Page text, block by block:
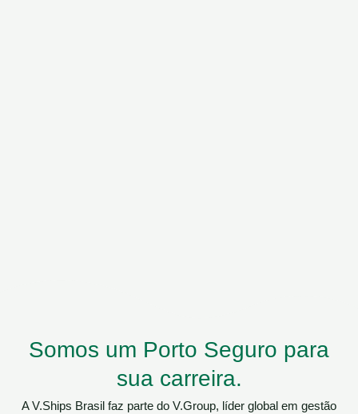
Somos um Porto Seguro para
sua carreira.
AV.Ships Brasil faz parte do V.Group, líder global em gestão